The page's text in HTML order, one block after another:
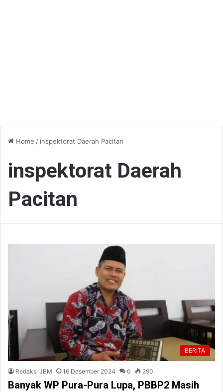
Home / inspektorat Daerah Pacitan
inspektorat Daerah
Pacitan
BERITA
Redaksi JBM 16 Desember 2024 0 290
Banyak WP Pura-Pura Lupa, PBBP2 Masih